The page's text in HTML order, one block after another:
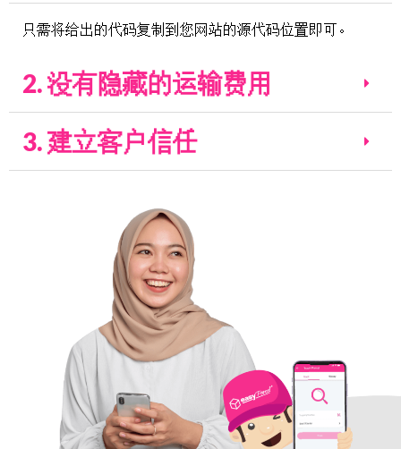
只需将给出的代码复制到您网站的源代码位置即可。
2. 没有隐藏的运输费用
3. 建立客户信任